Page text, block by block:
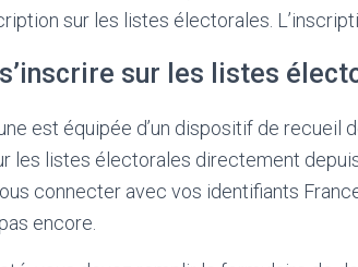
sur les listes électorales.
sur les listes
est équipée d’un dispositif de recueil
les listes électorales directement
connecter avec vos identifiants
encore.